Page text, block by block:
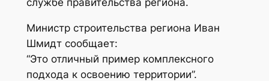
Министр строительства региона Иван
Шмидт сообщает:
“Это отличный пример комплексного
подхода к освоению территории”.